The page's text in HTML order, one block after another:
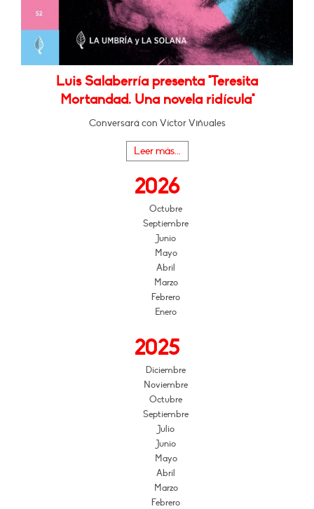
Luis Salaberría presenta "Teresita
Mortandad. Una novela ridícula"
Conversará con Víctor Viñuales
Leer más...
2026
Octubre
Septiembre
Junio
Mayo
Abril
Marzo
Febrero
Enero
2025
Diciembre
Noviembre
Octubre
Septiembre
Julio
Junio
Mayo
Abril
Marzo
Febrero